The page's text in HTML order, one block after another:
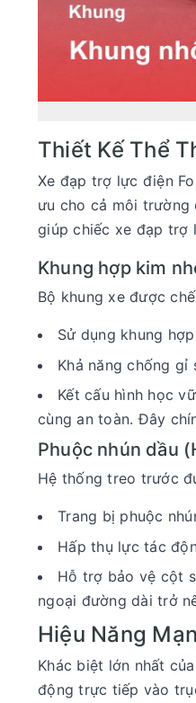
Thiết Kế Thể
Xe đạp trợ lực điện
ưu cho cả môi trường
giúp chiếc xe đạp trợ
Khung hợp kim
Bộ khung xe được
Sử dụng khung
Khả năng chống
Kết cấu hình học
cùng an toàn. Đây
Phuộc nhún dầu
Hệ thống treo trước
Trang bị phuộc
Hấp thụ lực tác
Hỗ trợ bảo vệ cột
ngoại đường dài trở
Hiệu Năng
Khác biệt lớn nhất
động trực tiếp vào